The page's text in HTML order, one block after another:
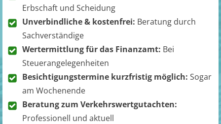
Erbschaft und Scheidung
Unverbindliche & kostenfrei: Beratung durch
Sachverständige
Wertermittlung für das Finanzamt: Bei
Steuerangelegenheiten
Besichtigungstermine kurzfristig möglich: Sogar
am Wochenende
Beratung zum Verkehrswertgutachten:
Professionell und aktuell